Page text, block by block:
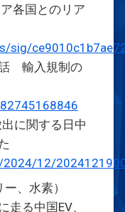
各国とのリア
sig/
話 輸入規制の
に関する日中
12/
、水素）
る中国EV、